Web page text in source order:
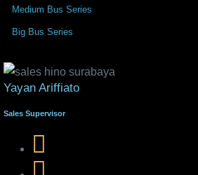
Medium Bus Series
Big Bus Series
Yayan Ariffiato
Sales Supervisor